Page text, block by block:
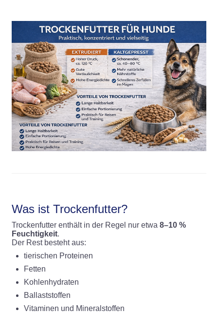
Was ist Trockenfutter?
Trockenfutter enthält in der Regel nur etwa 8–10 %
Feuchtigkeit.
Der Rest besteht aus:
tierischen Proteinen
Fetten
Kohlenhydraten
Ballaststoffen
Vitaminen und Mineralstoffen